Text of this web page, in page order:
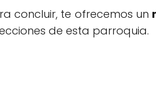
concluir, te ofrecemos un
de esta parroquia.